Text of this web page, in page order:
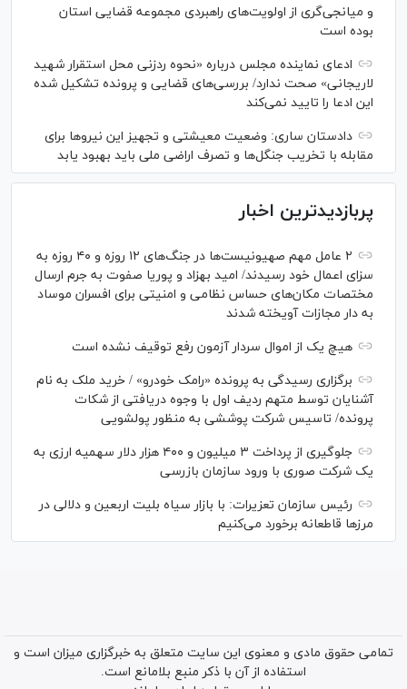
و میانجی‌گری از اولویت‌های راهبردی مجموعه قضایی استان
بوده است
ادعای نماینده مجلس درباره «نحوه ردزنی محل استقرار شهید
لاریجانی» صحت ندارد/ بررسی‌های قضایی و پرونده تشکیل شده
این ادعا را تایید نمی‌کند
دادستان ساری: وضعیت معیشتی و تجهیز این نیرو‌ها برای
مقابله با تخریب جنگل‌ها و تصرف اراضی ملی باید بهبود یابد
پربازدیدترین اخبار
۲ عامل مهم صهیونیست‌ها در جنگ‌های ۱۲ روزه و ۴۰ روزه به
سزای اعمال خود رسیدند/ امید بهزاد و پوریا صفوت به جرم ارسال
مختصات مکان‌های حساس نظامی و امنیتی برای افسران موساد
به دار مجازات آویخته شدند
هیچ یک از اموال سردار آزمون رفع توقیف نشده است
برگزاری رسیدگی به پرونده «رامک خودرو» / خرید ملک به نام
آشنایان توسط متهم ردیف اول با وجوه دریافتی از شکات
پرونده/ تاسیس شرکت پوششی به منظور پولشویی
جلوگیری از پرداخت ۳ میلیون و ۴۰۰ هزار دلار سهمیه ارزی به
یک شرکت صوری با ورود سازمان بازرسی
رئیس سازمان تعزیرات: با بازار سیاه بلیت اربعین و دلالی در
مرز‌ها قاطعانه برخورد می‌کنیم
تمامی حقوق مادی و معنوی این سایت متعلق به خبرگزاری میزان است و
استفاده از آن با ذکر منبع بلامانع است.